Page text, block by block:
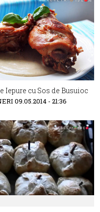
Iepure cu Sos de Busuioc
09.05.2014 - 21:36